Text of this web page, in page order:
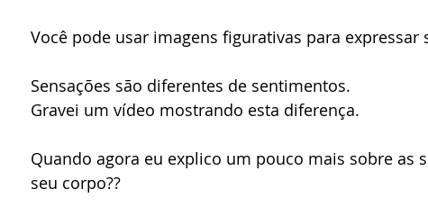
Você pode usar imagens figurativas para expressar
Sensações são diferentes de sentimentos.
Gravei um vídeo mostrando esta diferença.
Quando agora eu explico um pouco mais sobre as
seu corpo??